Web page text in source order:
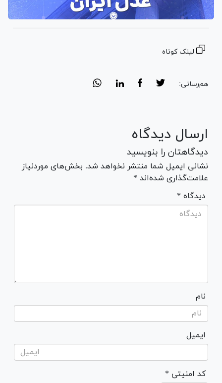
لینک کوتاه
هم‌رسانی:
ارسال دیدگاه
دیدگاهتان را بنویسید
نشانی ایمیل شما منتشر نخواهد شد. بخش‌های موردنیاز
علامت‌گذاری شده‌اند *
* دیدگاه
نام
ایمیل
* کد امنیتی